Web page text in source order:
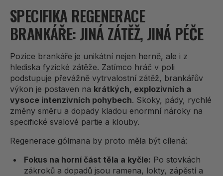
SPECIFIKA REGENERACE
BRANKÁŘE: JINÁ ZÁTĚŽ, JINÁ PÉČE
Pozice brankáře je unikátní nejen herně, ale i z
hlediska fyzické zátěže. Zatímco hráč v poli
podstupuje převážně vytrvalostní zátěž, brankářův
výkon je postaven na krátkých, explozivních a
vysoce intenzivních pohybech. Skoky, pády, rychlé
změny směru a dopady kladou enormní nároky na
specifické svalové partie a klouby.
Regenerace gólmana by proto měla být cílená:
Fokus na horní část těla a kyčle: Po stovkách
zákroků a dopadů jsou ramena, lokty, zápěstí a